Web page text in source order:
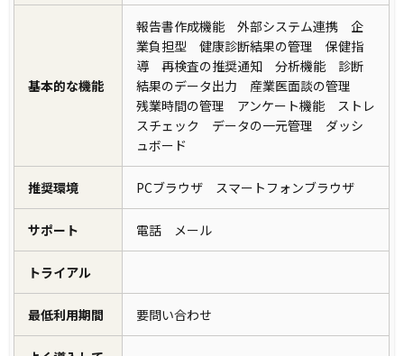
基本的な機能
報告書作成機能 外部システム連携 企
業負担型 健康診断結果の管理 保健指
導 再検査の推奨通知 分析機能 診断
結果のデータ出力 産業医面談の管理
残業時間の管理 アンケート機能 ストレ
スチェック データの一元管理 ダッシ
ュボード
推奨環境 PCブラウザ スマートフォンブラウザ
サポート 電話 メール
トライアル
最低利用期間 要問い合わせ